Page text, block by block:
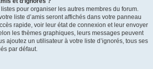
pour organiser les autres membres du forum.
liste d’amis seront affichés dans votre panneau
rapide, voir leur état de connexion et leur envoyer
les thèmes graphiques, leurs messages peuvent
ajoutez un utilisateur à votre liste d’ignorés, tous ses
par défaut.